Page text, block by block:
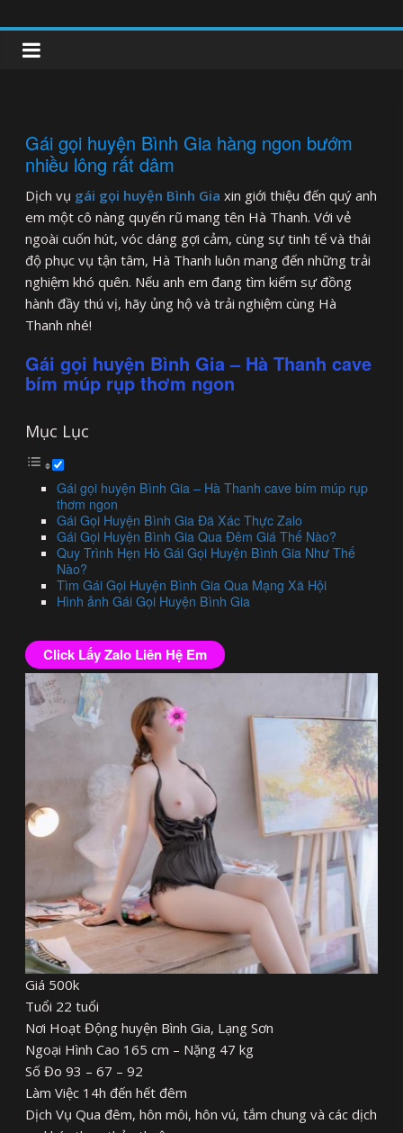
to
content
clipnonglive.com
Gái gọi huyện Bình Gia hàng ngon bướm
nhiều lông rất dâm
Dịch vụ gái gọi huyện Bình Gia xin giới thiệu đến quý anh
em một cô nàng quyến rũ mang tên Hà Thanh. Với vẻ
ngoài cuốn hút, vóc dáng gợi cảm, cùng sự tinh tế và thái
độ phục vụ tận tâm, Hà Thanh luôn mang đến những trải
nghiệm khó quên. Nếu anh em đang tìm kiếm sự đồng
hành đầy thú vị, hãy ủng hộ và trải nghiệm cùng Hà
Thanh nhé!
Gái gọi huyện Bình Gia – Hà Thanh cave
bím múp rụp thơm ngon
Mục Lục
Gái gọi huyện Bình Gia – Hà Thanh cave bím múp rụp
thơm ngon
Gái Gọi Huyện Bình Gia Đã Xác Thực Zalo
Gái Gọi Huyện Bình Gia Qua Đêm Giá Thế Nào?
Quy Trình Hẹn Hò Gái Gọi Huyện Bình Gia Như Thế
Nào?
Tìm Gái Gọi Huyện Bình Gia Qua Mạng Xã Hội
Hình ảnh Gái Gọi Huyện Bình Gia
Click Lấy Zalo Liên Hệ Em
Giá 500k
Tuổi 22 tuổi
Nơi Hoạt Động huyện Bình Gia, Lạng Sơn
Ngoại Hình Cao 165 cm – Nặng 47 kg
Số Đo 93 – 67 – 92
Làm Việc 14h đến hết đêm
Dịch Vụ Qua đêm, hôn môi, hôn vú, tắm chung và các dịch